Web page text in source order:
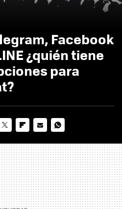
Facebook
¿quién tiene
para
MAIL